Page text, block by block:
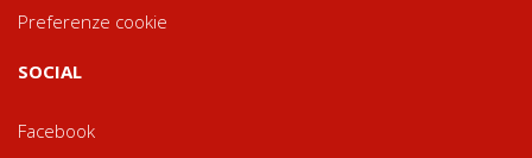
Preferenze cookie
SOCIAL
Facebook